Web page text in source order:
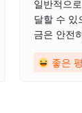
일반적으
달할 수 있
금은 안전
뢰할 수
좋은